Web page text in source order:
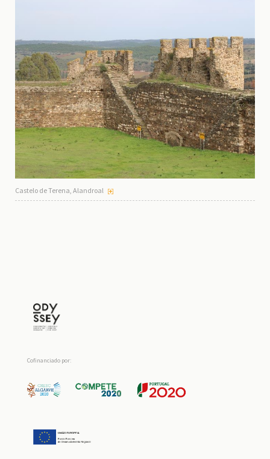
Castelo de Terena, Alandroal
Cofinanciado por: